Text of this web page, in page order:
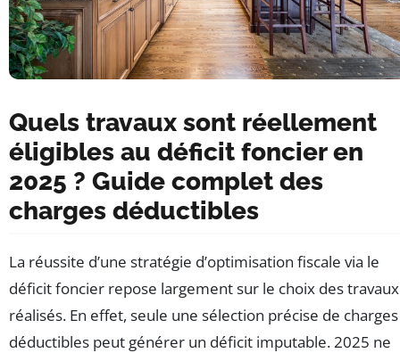
Quels travaux sont réellement
éligibles au déficit foncier en
2025 ? Guide complet des
charges déductibles
La réussite d’une stratégie d’optimisation fiscale via le
déficit foncier repose largement sur le choix des travaux
réalisés. En effet, seule une sélection précise de charges
déductibles peut générer un déficit imputable. 2025 ne